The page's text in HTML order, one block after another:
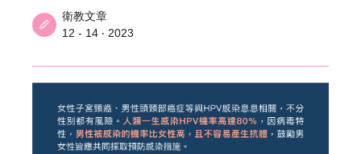
衛教文章
12 - 14 ‧ 2023